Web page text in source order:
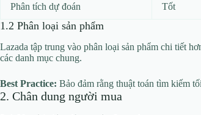
Phân tích dự đoán Tốt
1.2 Phân loại sản phẩm
Lazada tập trung vào phân loại sản phẩm chi tiết
các danh mục chung.
Best Practice: Bảo đảm rằng thuật toán tìm kiếm
2. Chân dung người mua